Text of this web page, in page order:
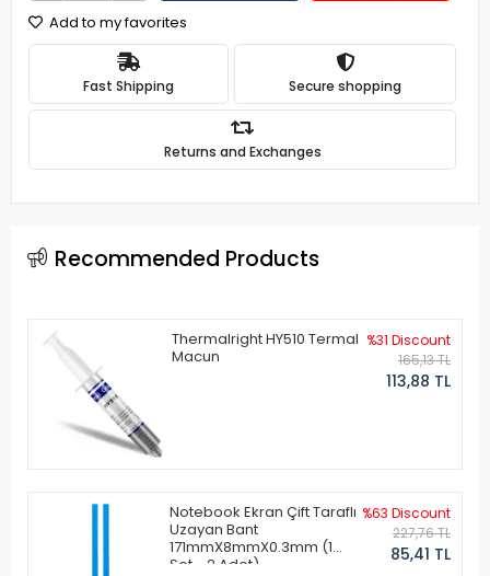
Add to my favorites
Fast Shipping Secure shopping
Returns and Exchanges
Recommended Products
Thermalright HY510 Termal
Macun
%31 Discount
165,13 TL
113,88 TL
Notebook Ekran Çift Taraflı
Uzayan Bant
171mmX8mmX0.3mm (1
Set - 2 Adet)
%63 Discount
227,76 TL
85,41 TL